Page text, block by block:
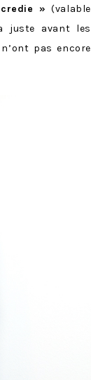
» (valable
juste avant les
pas encore